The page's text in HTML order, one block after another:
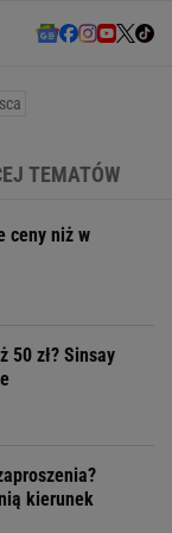
TEMATÓW
ceny niż w
50 zł? Sinsay
kierunek